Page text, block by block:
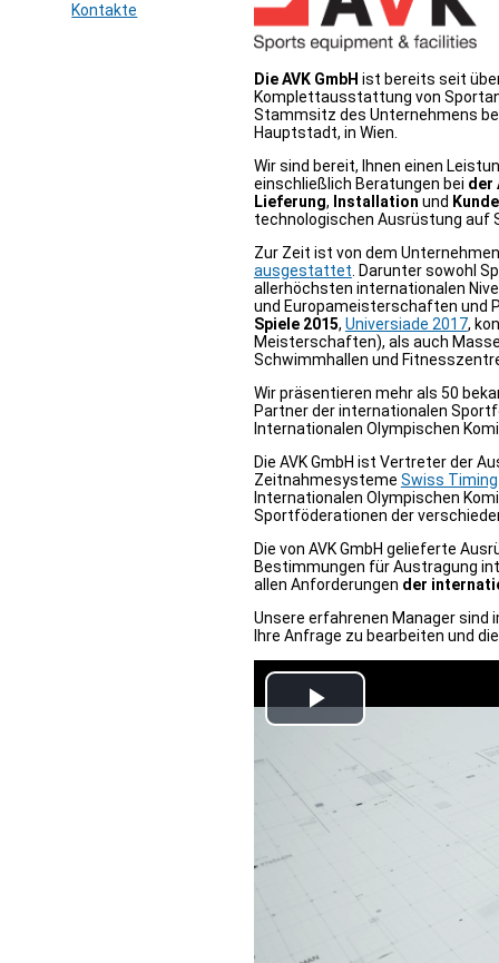
Kontakte
Die AVK GmbH ist bereits seit
Komplettausstattung von
Stammsitz des Unternehmens
Hauptstadt, in Wien.
Wir sind bereit, Ihnen einen
einschließlich Beratungen bei der
Lieferung, Installation und
technologischen Ausrüstung auf
Zur Zeit ist von dem
ausgestattet . Darunter sowohl
allerhöchsten internationalen
und Europameisterschaften und
Spiele 2015, Universiade 2017,
Meisterschaften), als auch
Schwimmhallen und
Wir präsentieren mehr als 50
Partner der internationalen
Internationalen Olympischen
Die AVK GmbH ist Vertreter der
Zeitnahmesysteme Swiss Timing
Internationalen Оlympischen
Sportföderationen der
Die von AVK GmbH gelieferte
Bestimmungen für Austragung
allen Anforderungen der
Unsere erfahrenen Manager sind
Ihre Anfrage zu bearbeiten und
Play
Video